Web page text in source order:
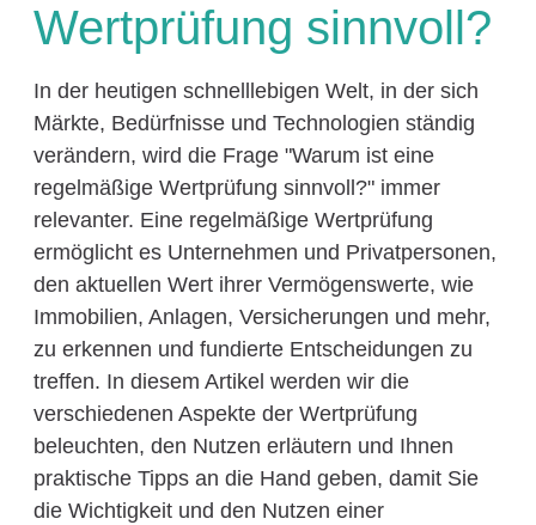
Wertprüfung sinnvoll?
In der heutigen schnelllebigen Welt, in der sich
Märkte, Bedürfnisse und Technologien ständig
verändern, wird die Frage "Warum ist eine
regelmäßige Wertprüfung sinnvoll?" immer
relevanter. Eine regelmäßige Wertprüfung
ermöglicht es Unternehmen und Privatpersonen,
den aktuellen Wert ihrer Vermögenswerte, wie
Immobilien, Anlagen, Versicherungen und mehr,
zu erkennen und fundierte Entscheidungen zu
treffen. In diesem Artikel werden wir die
verschiedenen Aspekte der Wertprüfung
beleuchten, den Nutzen erläutern und Ihnen
praktische Tipps an die Hand geben, damit Sie
die Wichtigkeit und den Nutzen einer